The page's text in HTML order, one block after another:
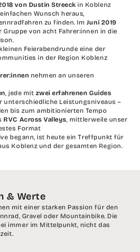
von Dustin Streeck in Koblenz
Wunsch heraus,
zu finden. Im Juni 2019
von acht Fahrer:innen in die
Feierabendrunde eine der
in der Region Koblenz
nehmen an unseren
, jede mit zwei erfahrenen Guides
unterschiedliche Leistungsniveaus –
bis zum ambitionierten Tempo
RVC Across Valleys, mittlerweile unser
Format
begann, ist heute ein Treffpunkt für
Koblenz und der gesamten Region.
& Werte
mit einer starken Passion für den
Gravel oder Mountainbike. Die
immer im Mittelpunkt, nicht das